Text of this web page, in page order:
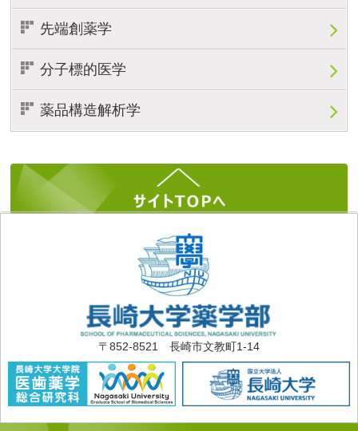
先端創薬学
分子標的医学
薬品構造解析学
〒852-8521 長崎市文教町1-14